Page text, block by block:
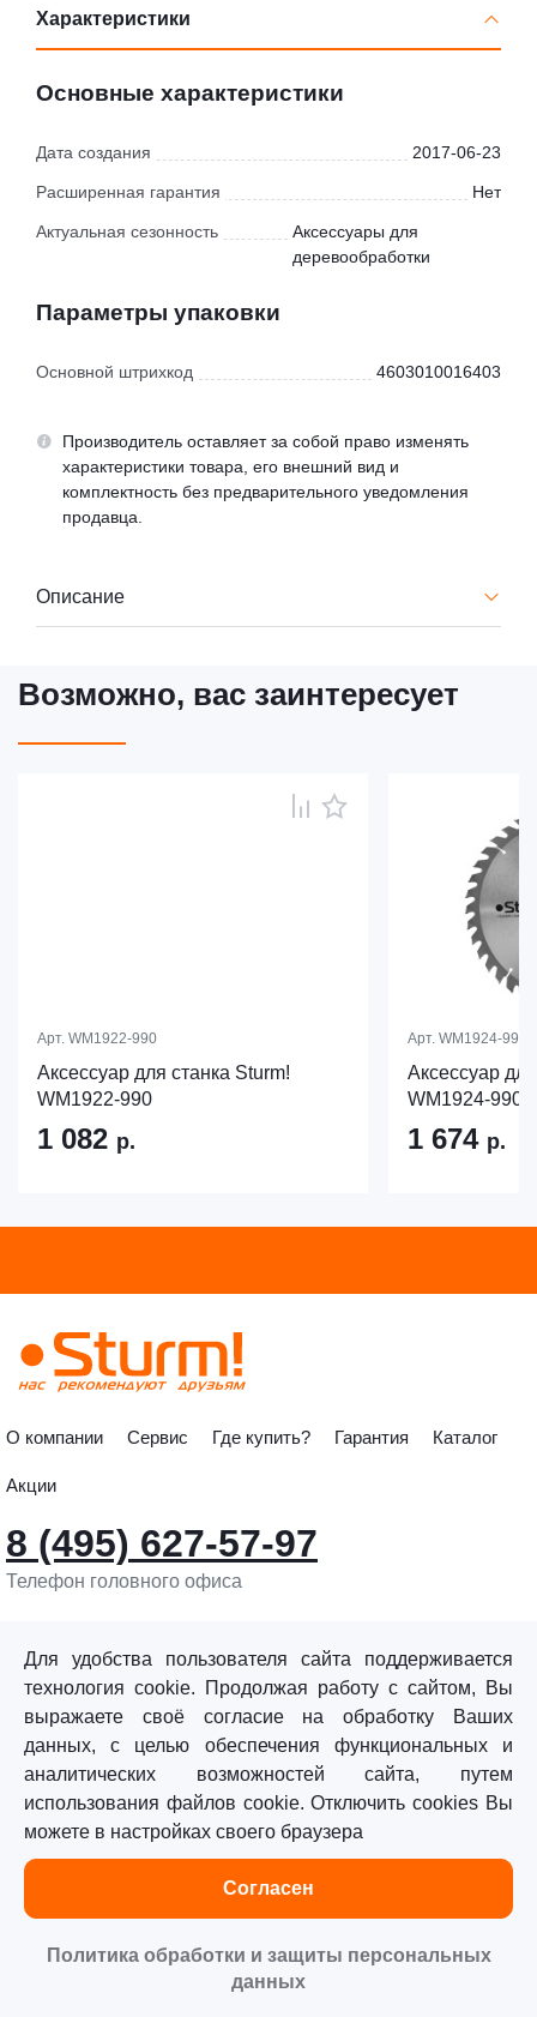
Характеристики
Основные характеристики
Дата создания 2017-06-23
Расширенная гарантия Нет
Актуальная сезонность
Аксессуары для
деревообработки
Параметры упаковки
Основной штрихкод 4603010016403
Производитель оставляет за собой право изменять
характеристики товара, его внешний вид и
комплектность без предварительного уведомления
продавца.
Описание
Возможно, вас заинтересует
Арт. WM1922-990
Аксессуар для станка Sturm!
WM1922-990
1 082 р.
Арт. WM1924-990
Аксессуар
WM1924-990
1 674 р.
О компании Сервис Где купить? Гарантия Каталог
Акции
8 (495) 627-57-97
Телефон головного офиса
©«Sturm!» 2011–2026 ®
Все права защищены.
Политика обработки персональных данных
Для удобства пользователя сайта поддерживается
технология cookie. Продолжая работу с сайтом, Вы
выражаете своё согласие на обработку Ваших
данных, с целью обеспечения функциональных и
аналитических возможностей сайта, путем
использования файлов cookie. Отключить cookies Вы
можете в настройках своего браузера
Согласен
Политика обработки и защиты персональных
данных